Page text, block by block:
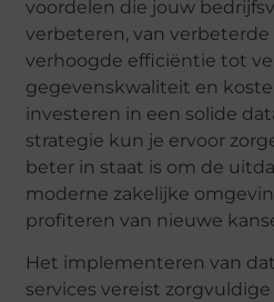
voordelen die jouw
verbeteren, van
verhoogde efficiëntie tot
gegevenskwaliteit en
investeren in een solide
strategie kun je ervoor
beter in staat is om de
moderne zakelijke
profiteren van nieuwe
Het implementeren van
services vereist